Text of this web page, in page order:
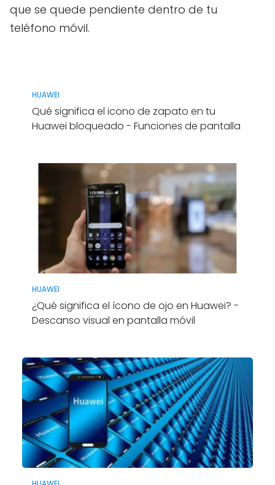
que se quede pendiente dentro de tu
teléfono móvil.
HUAWEI
Qué significa el icono de zapato en tu
Huawei bloqueado - Funciones de pantalla
HUAWEI
¿Qué significa el ícono de ojo en Huawei? -
Descanso visual en pantalla móvil